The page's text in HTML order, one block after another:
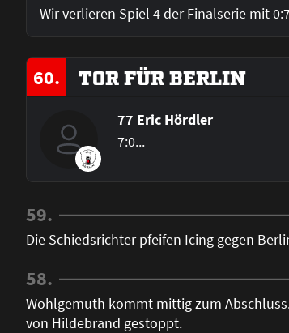
Wir verlieren Spiel 4 der Finalserie mit
60. TOR FÜR BERLIN
77 Eric Hördler
7:0...
59.
Die Schiedsrichter pfeifen Icing gegen
58.
Wohlgemuth kommt mittig zum
von Hildebrand gestoppt.